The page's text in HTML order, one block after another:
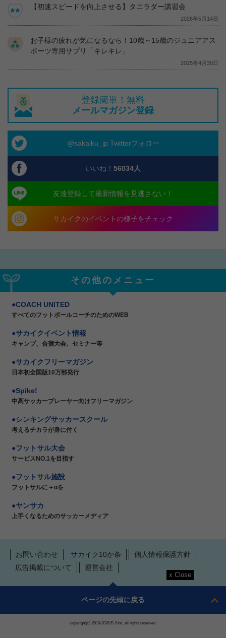
【初速スピードを向上させる】タニラダー講習会
2026年5月14日
お子様の疲れが気になるなら！10歳～15歳のジュニアアス
ポーツ専用サプリ「キレキレ」
2025年4月30日
登録簡単！無料
メールマガジン登録
@sakaiku_jp Twitterフォロー
いいね！ 56034人
友達登録して最新情報を見逃さない！
サカイクのイベントの様子をチェック
その他のメニュー
COACH UNITED
すべてのフットボールコーチのためのWEB
サカイクイベント情報
キャンプ、合宿大会、セミナー等
サカイクフリーマガジン
日本初全国版10万部発行
Spike!
中高サッカープレーヤー向けフリーマガジン
シンキングサッカースクール
考えるチカラが身に付く
フットサル大会
サービスNO.1を目指す
フットサル施設
フットサルに＋αを
ヤンサカ
上手くなるためのサッカーメディア
お問い合わせ サカイク10か条
個人情報保護方針
広告掲載について
運営会社
ページの先頭に戻る
copyright(c) 2010-2026 E-3 Inc. all rights reserved.